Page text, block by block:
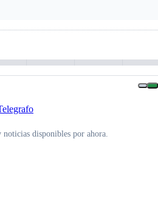
noticias disponibles por ahora.